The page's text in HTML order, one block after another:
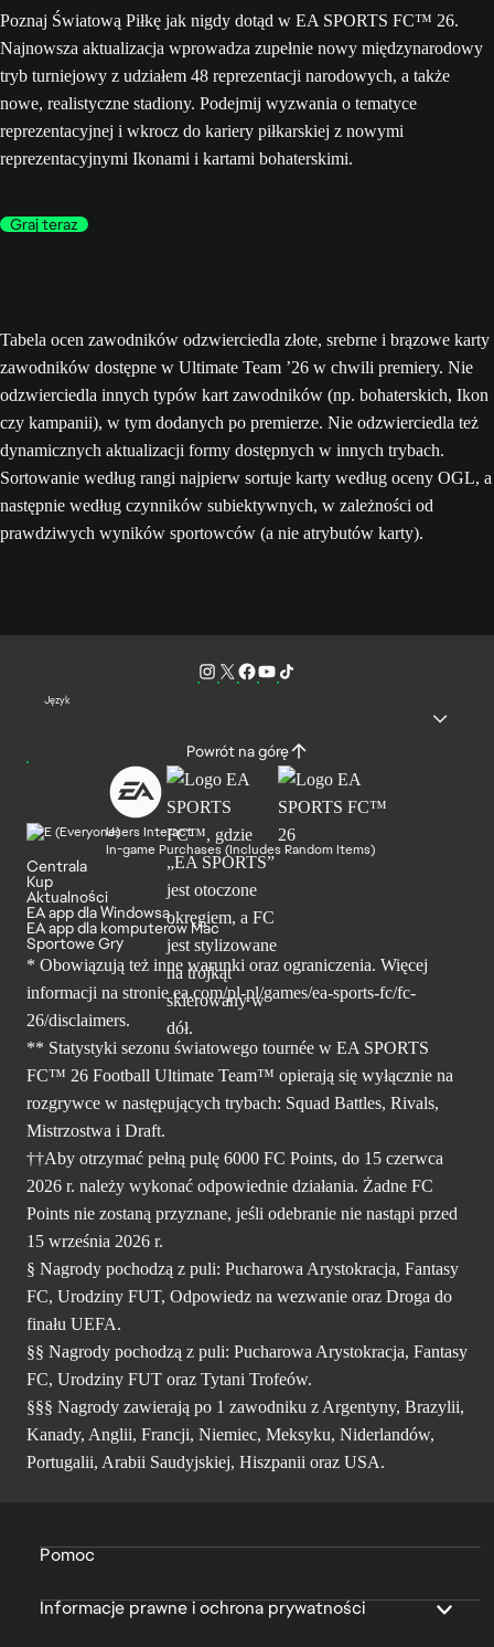
Poznaj Światową Piłkę jak nigdy dotąd w EA SPORTS FC™ 26.
Najnowsza aktualizacja wprowadza zupełnie nowy międzynarodowy
tryb turniejowy z udziałem 48 reprezentacji narodowych, a także
nowe, realistyczne stadiony. Podejmij wyzwania o tematyce
reprezentacyjnej i wkrocz do kariery piłkarskiej z nowymi
reprezentacyjnymi Ikonami i kartami bohaterskimi.
Graj teraz
Tabela ocen zawodników odzwierciedla złote, srebrne i brązowe karty
zawodników dostępne w Ultimate Team ’26 w chwili premiery. Nie
odzwierciedla innych typów kart zawodników (np. bohaterskich, Ikon
czy kampanii), w tym dodanych po premierze. Nie odzwierciedla też
dynamicznych aktualizacji formy dostępnych w innych trybach.
Sortowanie według rangi najpierw sortuje karty według oceny OGL, a
następnie według czynników subiektywnych, w zależności od
prawdziwych wyników sportowców (a nie atrybutów karty).
Język
Powrót na górę
Users Interact
In-game Purchases (Includes Random Items)
Centrala
Kup
Aktualności
EA app dla Windowsa
EA app dla komputerów Mac
Sportowe Gry
* Obowiązują też inne warunki oraz ograniczenia. Więcej
informacji na stronie ea.com/pl-pl/games/ea-sports-fc/fc-
26/disclaimers.
** Statystyki sezonu światowego tournée w EA SPORTS
FC™ 26 Football Ultimate Team™ opierają się wyłącznie na
rozgrywce w następujących trybach: Squad Battles, Rivals,
Mistrzostwa i Draft.
††Aby otrzymać pełną pulę 6000 FC Points, do 15 czerwca
2026 r. należy wykonać odpowiednie działania. Żadne FC
Points nie zostaną przyznane, jeśli odebranie nie nastąpi przed
15 września 2026 r.
§ Nagrody pochodzą z puli: Pucharowa Arystokracja, Fantasy
FC, Urodziny FUT, Odpowiedz na wezwanie oraz Droga do
finału UEFA.
§§ Nagrody pochodzą z puli: Pucharowa Arystokracja, Fantasy
FC, Urodziny FUT oraz Tytani Trofeów.
§§§ Nagrody zawierają po 1 zawodniku z Argentyny, Brazylii,
Kanady, Anglii, Francji, Niemiec, Meksyku, Niderlandów,
Portugalii, Arabii Saudyjskiej, Hiszpanii oraz USA.
Pomoc
Informacje prawne i ochrona prywatności